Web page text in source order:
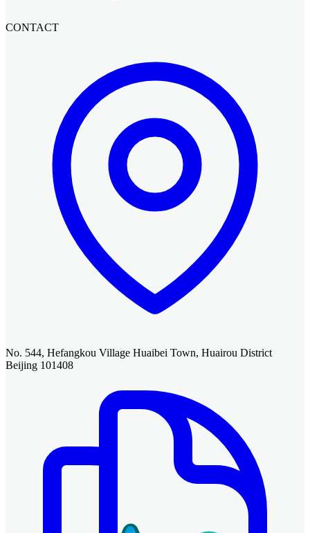
CONTACT
No. 544, Hefangkou Village Huaibei Town, Huairou District
Beijing 101408